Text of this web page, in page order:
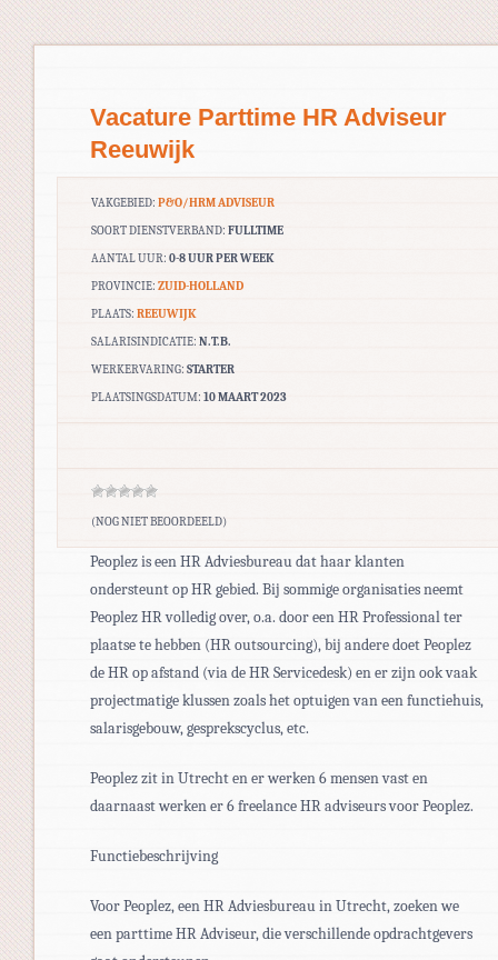
Vacature Parttime HR Adviseur
Reeuwijk
VAKGEBIED: P&O/HRM ADVISEUR
SOORT DIENSTVERBAND: FULLTIME
AANTAL UUR: 0-8 UUR PER WEEK
PROVINCIE: ZUID-HOLLAND
PLAATS: REEUWIJK
SALARISINDICATIE: N.T.B.
WERKERVARING: STARTER
PLAATSINGSDATUM: 10 MAART 2023
(NOG NIET BEOORDEELD)
Peoplez is een HR Adviesbureau dat haar klanten
ondersteunt op HR gebied. Bij sommige organisaties neemt
Peoplez HR volledig over, o.a. door een HR Professional ter
plaatse te hebben (HR outsourcing), bij andere doet Peoplez
de HR op afstand (via de HR Servicedesk) en er zijn ook vaak
projectmatige klussen zoals het optuigen van een functiehuis,
salarisgebouw, gesprekscyclus, etc.
Peoplez zit in Utrecht en er werken 6 mensen vast en
daarnaast werken er 6 freelance HR adviseurs voor Peoplez.
Functiebeschrijving
Voor Peoplez, een HR Adviesbureau in Utrecht, zoeken we
een parttime HR Adviseur, die verschillende opdrachtgevers